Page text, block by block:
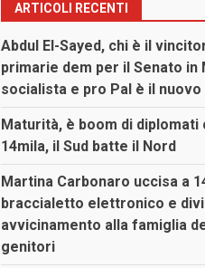
ARTICOLI RECENTI
Abdul El-Sayed, chi è il
primarie dem per il Senato in
socialista e pro Pal è il nuovo
Maturità, è boom di diplomati
14mila, il Sud batte il Nord
Martina Carbonaro uccisa a
braccialetto elettronico e
avvicinamento alla famiglia
genitori